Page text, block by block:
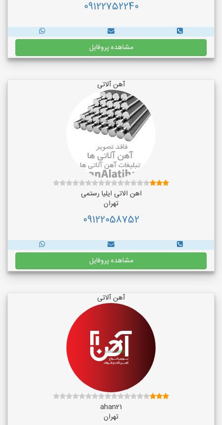
09122752240
مشاهده پروفایل
آهن آلاتی
اهن الاتی ایلیا رستمی
تهران
09122058752
مشاهده پروفایل
آهن آلاتی
ahan21
تهران